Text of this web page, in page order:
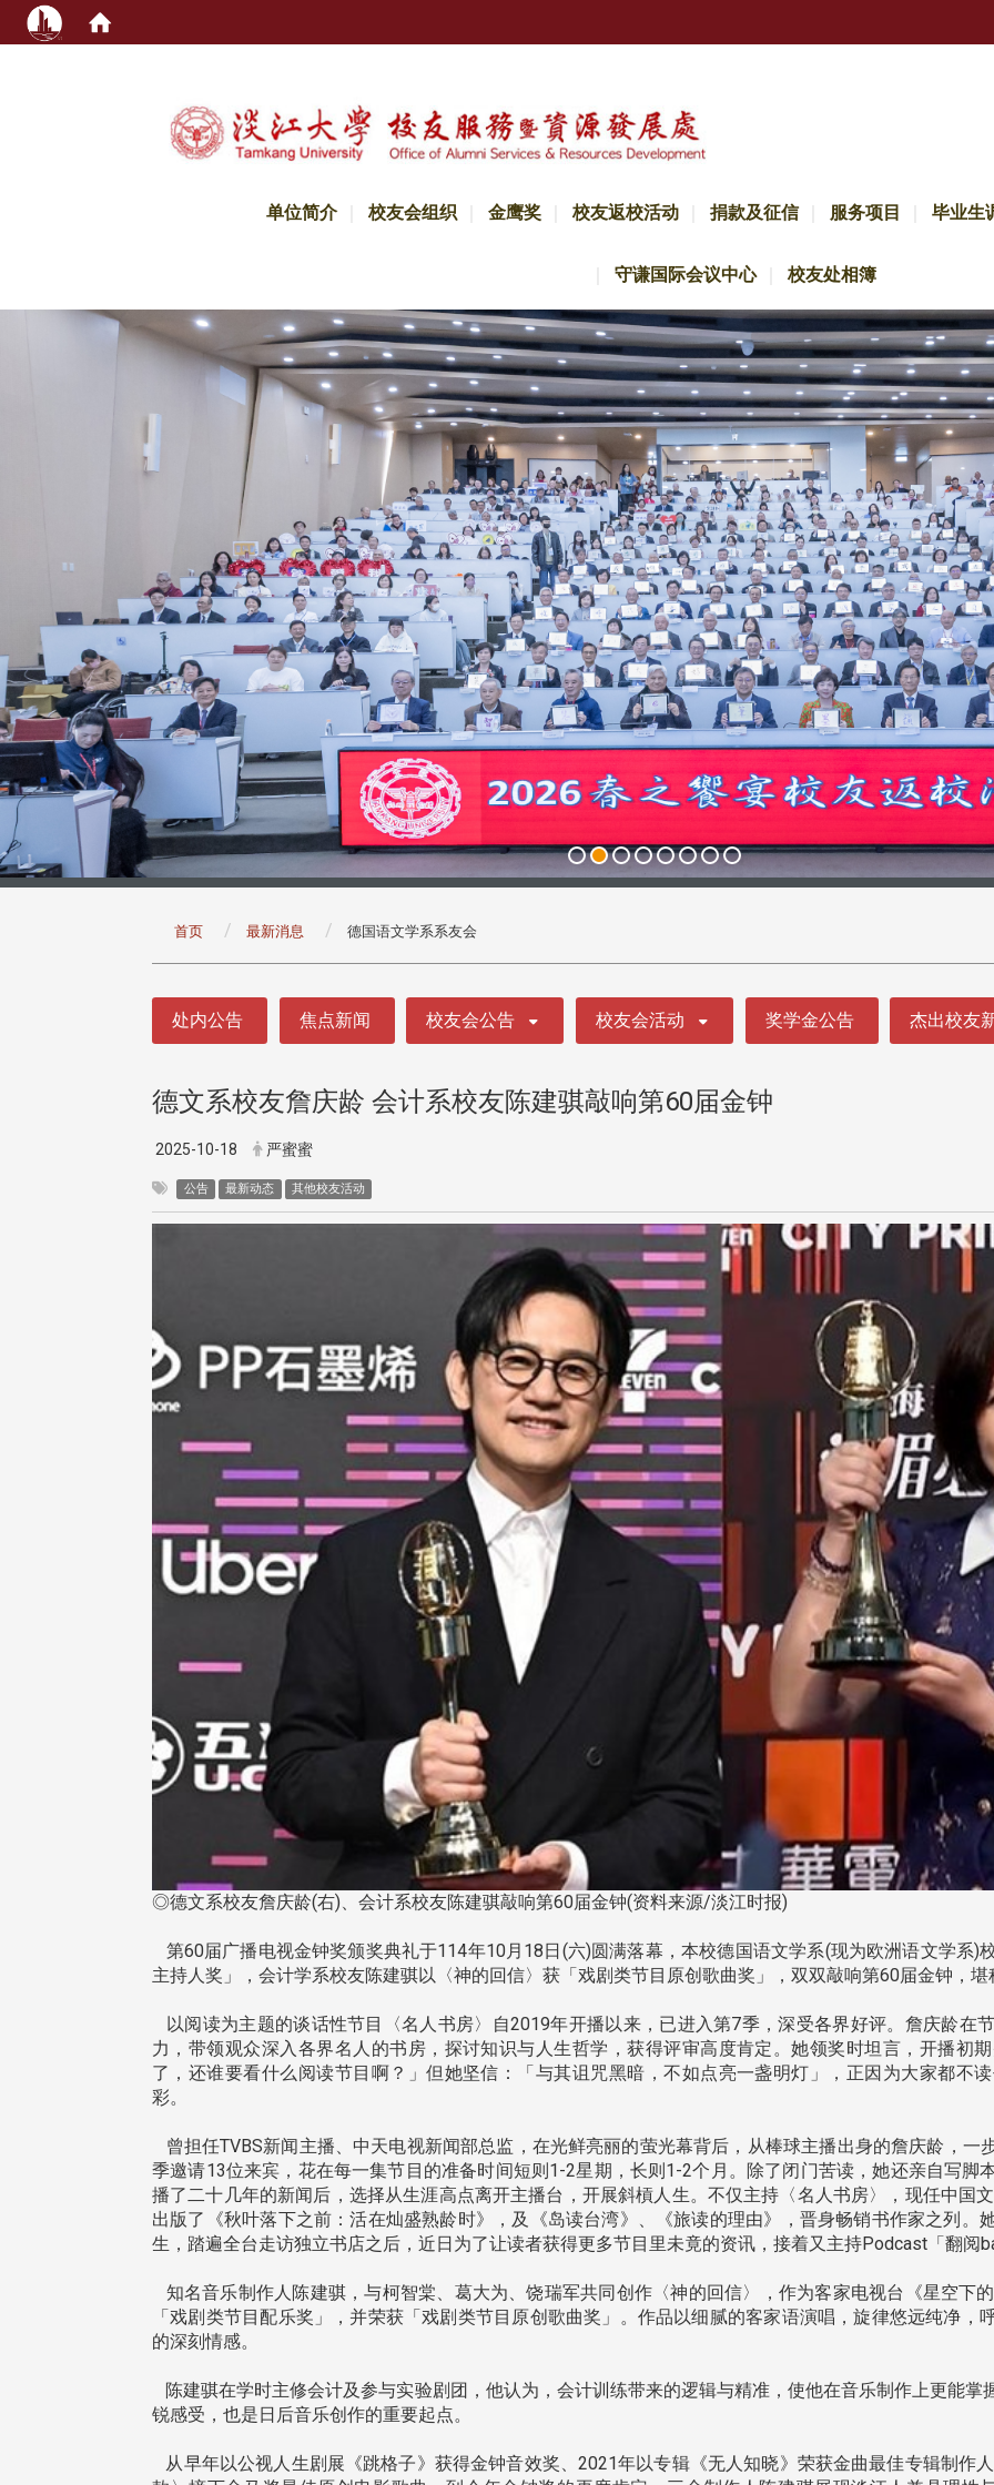
单位简介 校友会组织 金鹰奖 校友返校活动 捐款及征信 服务项目 毕业生
守谦国际会议中心 校友处相簿
首页 最新消息 德国语文学系系友会
处内公告 焦点新闻 校友会公告 校友会活动 奖学金公告 杰出校友
德文系校友詹庆龄 会计系校友陈建骐敲响第60届金钟
2025-10-18 严蜜蜜
公告 最新动态 其他校友活动
◎德文系校友詹庆龄(右)、会计系校友陈建骐敲响第60届金钟(资料来源/淡江时报)
第60届广播电视金钟奖颁奖典礼于114年10月18日(六)圆满落幕，本校德国语文学系(现为欧洲语文学系)
主持人奖」，会计学系校友陈建骐以〈神的回信〉获「戏剧类节目原创歌曲奖」，双双敲响第60届金钟，
以阅读为主题的谈话性节目〈名人书房〉自2019年开播以来，已进入第7季，深受各界好评。詹庆龄在
力，带领观众深入各界名人的书房，探讨知识与人生哲学，获得评审高度肯定。她领奖时坦言，开播初
了，还谁要看什么阅读节目啊？」但她坚信：「与其诅咒黑暗，不如点亮一盏明灯」，正因为大家都不
彩。
曾担任TVBS新闻主播、中天电视新闻部总监，在光鲜亮丽的萤光幕背后，从棒球主播出身的詹庆龄，一
季邀请13位来宾，花在每一集节目的准备时间短则1-2星期，长则1-2个月。除了闭门苦读，她还亲自写脚
播了二十几年的新闻后，选择从生涯高点离开主播台，开展斜槓人生。不仅主持〈名人书房〉，现任中国
出版了《秋叶落下之前：活在灿盛熟龄时》，及《岛读台湾》、《旅读的理由》，晋身畅销书作家之列。
生，踏遍全台走访独立书店之后，近日为了让读者获得更多节目里未竟的资讯，接着又主持Podcast「翻阅
知名音乐制作人陈建骐，与柯智棠、葛大为、饶瑞军共同创作〈神的回信〉，作为客家电视台《星空下
「戏剧类节目配乐奖」，并荣获「戏剧类节目原创歌曲奖」。作品以细腻的客家语演唱，旋律悠远纯净
的深刻情感。
陈建骐在学时主修会计及参与实验剧团，他认为，会计训练带来的逻辑与精准，使他在音乐制作上更能
锐感受，也是日后音乐创作的重要起点。
从早年以公视人生剧展《跳格子》获得金钟音效奖、2021年以专辑《无人知晓》荣获金曲最佳专辑制作